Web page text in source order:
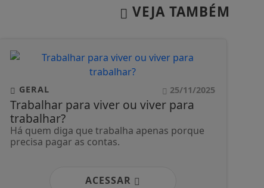
VEJA TAMBÉM
GERAL 25/11/2025
Trabalhar para viver ou viver para
trabalhar?
Há quem diga que trabalha apenas porque
precisa pagar as contas.
ACESSAR